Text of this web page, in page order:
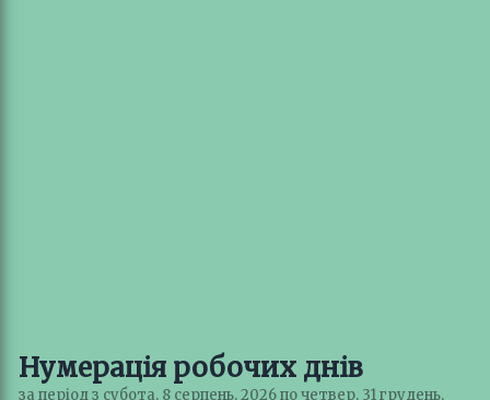
Нумерація робочих днів
за період з субота, 8 серпень, 2026 по четвер, 31 грудень,